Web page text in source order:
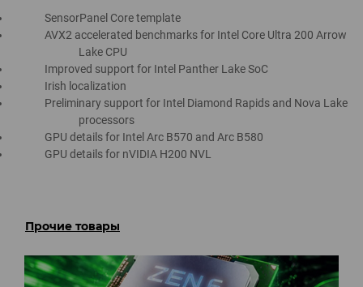
SensorPanel Core template
AVX2 accelerated benchmarks for Intel Core Ultra 200 Arrow
Lake CPU
Improved support for Intel Panther Lake SoC
Irish localization
Preliminary support for Intel Diamond Rapids and Nova Lake
processors
GPU details for Intel Arc B570 and Arc B580
GPU details for nVIDIA H200 NVL
Прочие товары